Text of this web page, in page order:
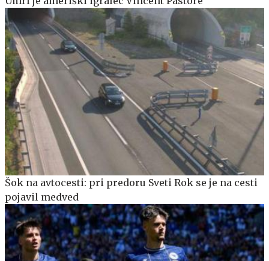
Šok na avtocesti: pri predoru Sveti Rok se je na cesti
pojavil medved